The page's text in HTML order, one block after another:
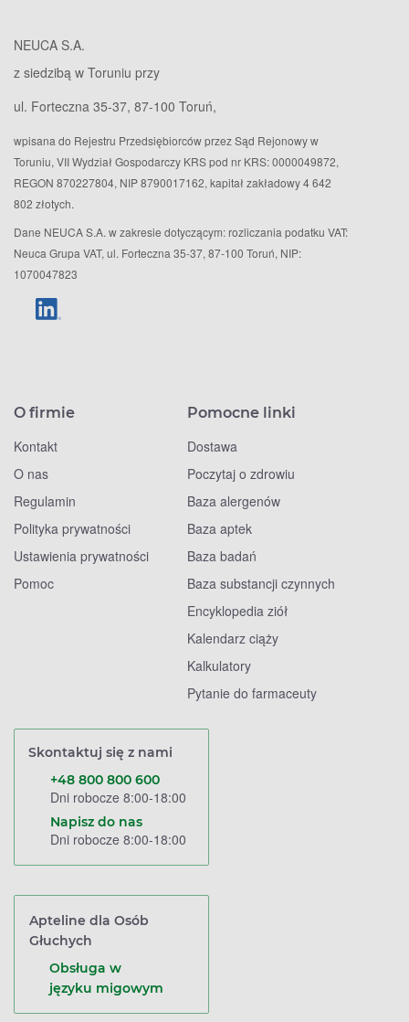
NEUCA S.A.
z siedzibą w Toruniu przy
ul. Forteczna 35-37, 87-100 Toruń,
wpisana do Rejestru Przedsiębiorców przez Sąd Rejonowy w
Toruniu, VII Wydział Gospodarczy KRS pod nr KRS: 0000049872,
REGON 870227804, NIP 8790017162, kapitał zakładowy 4 642
802 złotych.
Dane NEUCA S.A. w zakresie dotyczącym: rozliczania podatku VAT:
Neuca Grupa VAT, ul. Forteczna 35-37, 87-100 Toruń, NIP:
1070047823
O firmie
Kontakt
O nas
Regulamin
Polityka prywatności
Ustawienia prywatności
Pomoc
Pomocne linki
Dostawa
Poczytaj o zdrowiu
Baza alergenów
Baza aptek
Baza badań
Baza substancji czynnych
Encyklopedia ziół
Kalendarz ciąży
Kalkulatory
Pytanie do farmaceuty
Skontaktuj się z nami
+48 800 800 600
Dni robocze 8:00-18:00
Napisz do nas
Dni robocze 8:00-18:00
Apteline dla Osób
Głuchych
Obsługa w
języku migowym